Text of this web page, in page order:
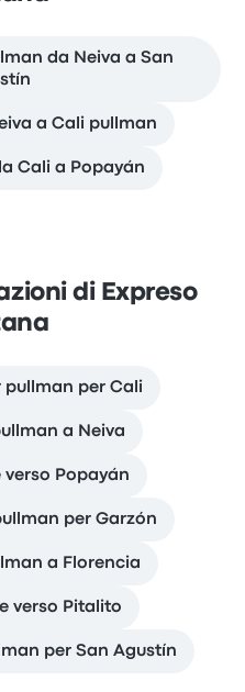
da Neiva a San
a Cali pullman
Cali a Popayán
di Expreso
pullman per Cali
a Neiva
Popayán
per Garzón
a Florencia
verso Pitalito
per San Agustín